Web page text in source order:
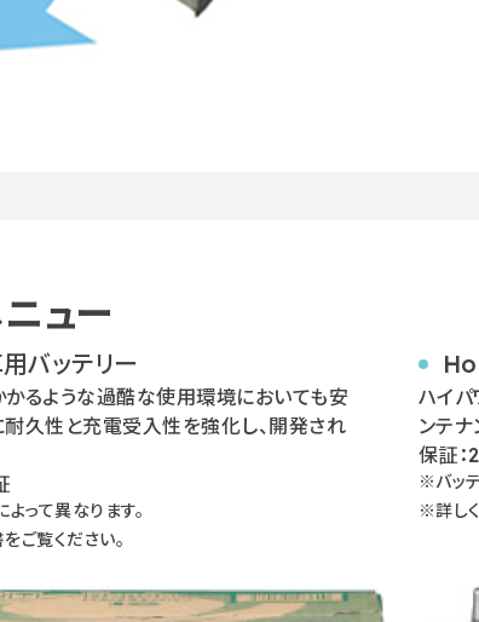
ュー
バッテリー
るような過酷な使用環境においても安
久性と充電受入性を強化し、開発され
って異なります。
ご覧ください。
ハイパ
ンテナ
保証
バッ
詳し